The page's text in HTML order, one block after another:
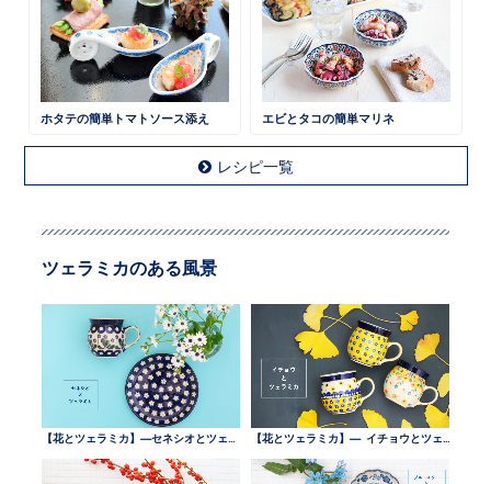
ホタテの簡単トマトソース添え エビとタコの簡単マリネ
レシピ一覧
ツェラミカのある風景